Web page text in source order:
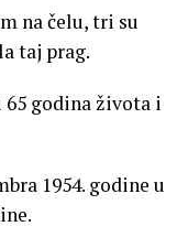
na čelu, tri su
taj prag.
godina života i
1954. godine u